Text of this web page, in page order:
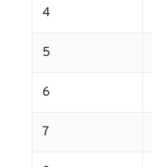
4
5
6
7